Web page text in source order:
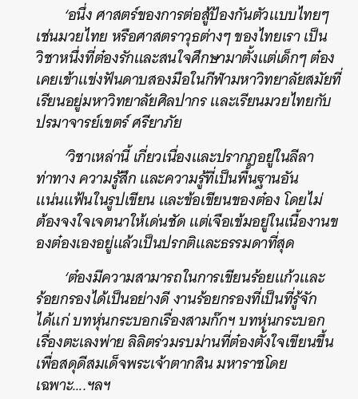
‘อนึ่ง ศาสตร์ของการต่อสู้ป้องกันตัวแบบไทยๆ
เช่นมวยไทย หรือศาสตราวุธต่างๆ ของไทยเรา เป็น
วิชาหนึ่งที่ต๋องรักและสนใจศึกษามาตั้งแต่เด็กๆ ต๋อง
เคยเข้าแข่งฟันดาบสองมือในกีฬามหาวิทยาลัยสมัยที่
เรียนอยู่มหาวิทยาลัยศิลปากร และเรียนมวยไทยกับ
ปรมาจารย์เขตร์ ศรียาภัย
‘วิชาเหล่านี้ เกี่ยวเนื่องและปรากฏอยู่ในลีลา
ท่าทาง ความรู้สึก และความรู้ที่เป็นพื้นฐานอัน
แน่นแฟ้นในรูปเขียน และข้อเขียนของต๋อง โดยไม่
ต้องจงใจเจตนาให้เด่นชัด แต่เจือเข้มอยู่ในเนื้องานข
องต๋องเองอยู่แล้วเป็นปรกติและธรรมดาที่สุด
‘ต๋องมีความสามารถในการเขียนร้อยแก้วและ
ร้อยกรองได้เป็นอย่างดี งานร้อยกรองที่เป็นที่รู้จัก
ได้แก่ บทหุ่นกระบอกเรื่องสามก๊กฯ บทหุ่นกระบอก
เรื่องตะเลงพ่าย ลิลิตร่วมรบม่านที่ต๋องตั้งใจเขียนขึ้น
เพื่อสดุดีสมเด็จพระเจ้าตากสิน มหาราชโดย
เฉพาะ….ฯลฯ